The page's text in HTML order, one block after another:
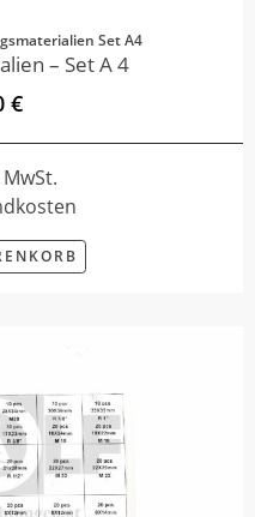
Set A4
– Set A 4
€